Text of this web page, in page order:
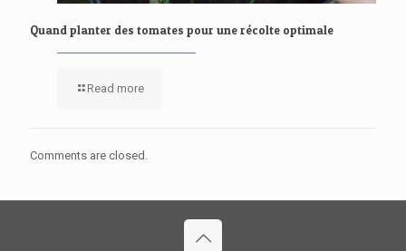
Quand planter des tomates pour une récolte optimale
Read more
Comments are closed.